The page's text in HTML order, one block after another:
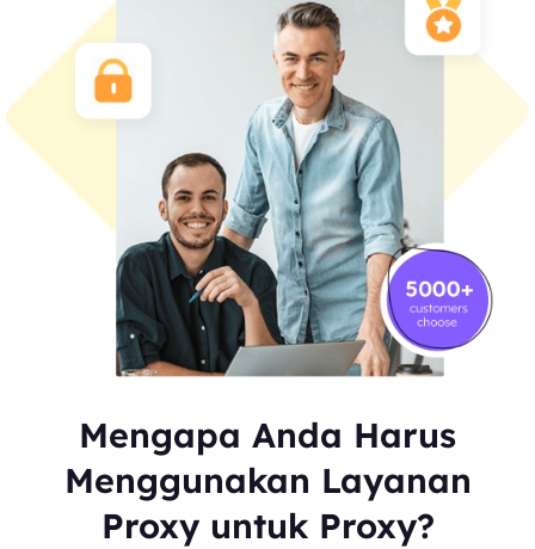
Mengapa Anda Harus
Menggunakan Layanan
Proxy untuk Proxy?